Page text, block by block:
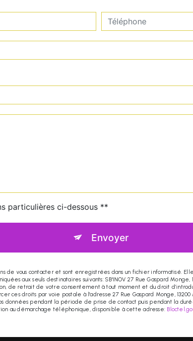
particulières ci-dessous **
Envoyer
de vous contacter et sont enregistrées dans un fichier informatisé.
aux seuls destinataires suivants: SB'INOV 27 Rue Gaspard Monge,
de retrait de votre consentement à tout moment et du droit
ces droits par voie postale à l'adresse 27 Rue Gaspard Monge,
données pendant la période de prise de contact puis pendant la
au démarchage téléphonique, disponible à cette adresse: